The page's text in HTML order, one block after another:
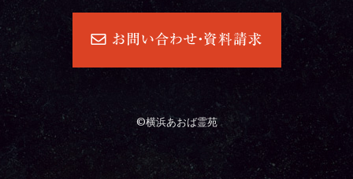
©横浜あおば霊苑